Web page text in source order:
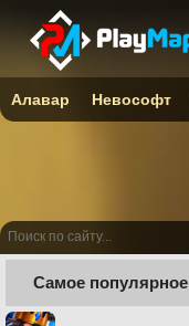
Самое популярное
Алавар Невософт